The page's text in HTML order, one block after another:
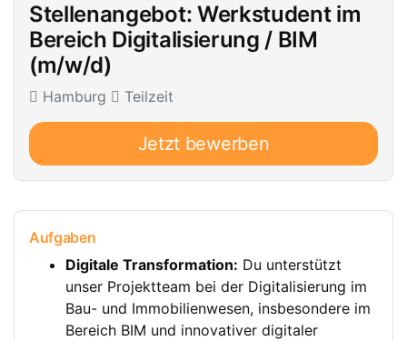
Stellenangebot: Werkstudent im
Bereich Digitalisierung / BIM
(m/w/d)
Hamburg Teilzeit
Jetzt bewerben
Aufgaben
Digitale Transformation: Du unterstützt
unser Projektteam bei der Digitalisierung im
Bau- und Immobilienwesen, insbesondere im
Bereich BIM und innovativer digitaler